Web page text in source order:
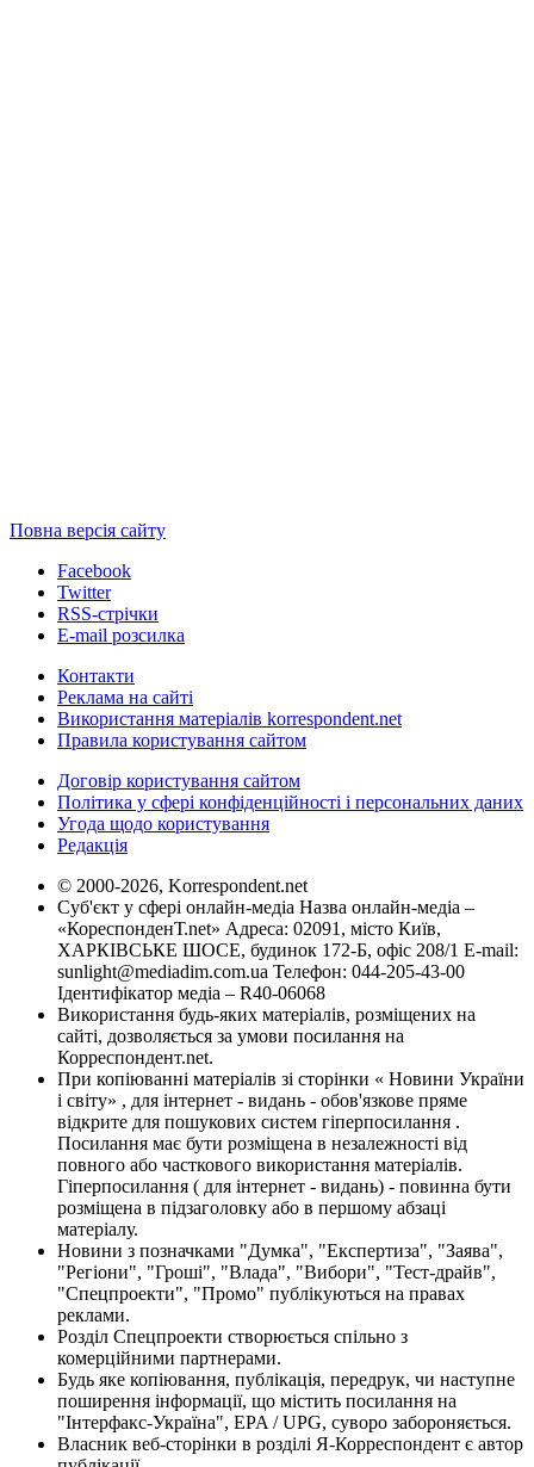
Повна версія сайту
Facebook
Twitter
RSS-стрічки
E-mail розсилка
Контакти
Реклама на сайті
Використання матеріалів korrespondent.net
Правила користування сайтом
Договір користування сайтом
Політика у сфері конфіденційності і персональних даних
Угода щодо користування
Редакція
© 2000-2026, Korrespondent.net
Суб'єкт у сфері онлайн-медіа Назва онлайн-медіа –
«КореспонденТ.net» Адреса: 02091, місто Київ,
ХАРКІВСЬКЕ ШОСЕ, будинок 172-Б, офіс 208/1 E-mail:
sunlight@mediadim.com.ua Телефон: 044-205-43-00
Ідентифікатор медіа – R40-06068
Використання будь-яких матеріалів, розміщених на
сайті, дозволяється за умови посилання на
Корреспондент.net.
При копіюванні матеріалів зі сторінки « Новини України
і світу» , для інтернет - видань - обов'язкове пряме
відкрите для пошукових систем гіперпосилання .
Посилання має бути розміщена в незалежності від
повного або часткового використання матеріалів.
Гіперпосилання ( для інтернет - видань) - повинна бути
розміщена в підзаголовку або в першому абзаці
матеріалу.
Новини з позначками "Думка", "Експертиза", "Заява",
"Регіони", "Гроші", "Влада", "Вибори", "Тест-драйв",
"Спецпроекти", "Промо" публікуються на правах
реклами.
Розділ Спецпроекти створюється спільно з
комерційними партнерами.
Будь яке копіювання, публікація, передрук, чи наступне
поширення інформації, що містить посилання на
"Інтерфакс-Україна", EPA / UPG, суворо забороняється.
Власник веб-сторінки в розділі Я-Корреспондент є автор